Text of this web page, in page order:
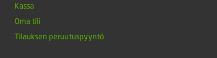
Kassa
Oma tili
Tilauksen peruutuspyyntö